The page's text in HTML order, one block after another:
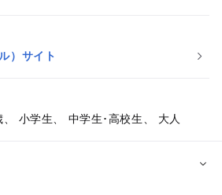
）サイト
小学生、 中学生･高校生、 大人